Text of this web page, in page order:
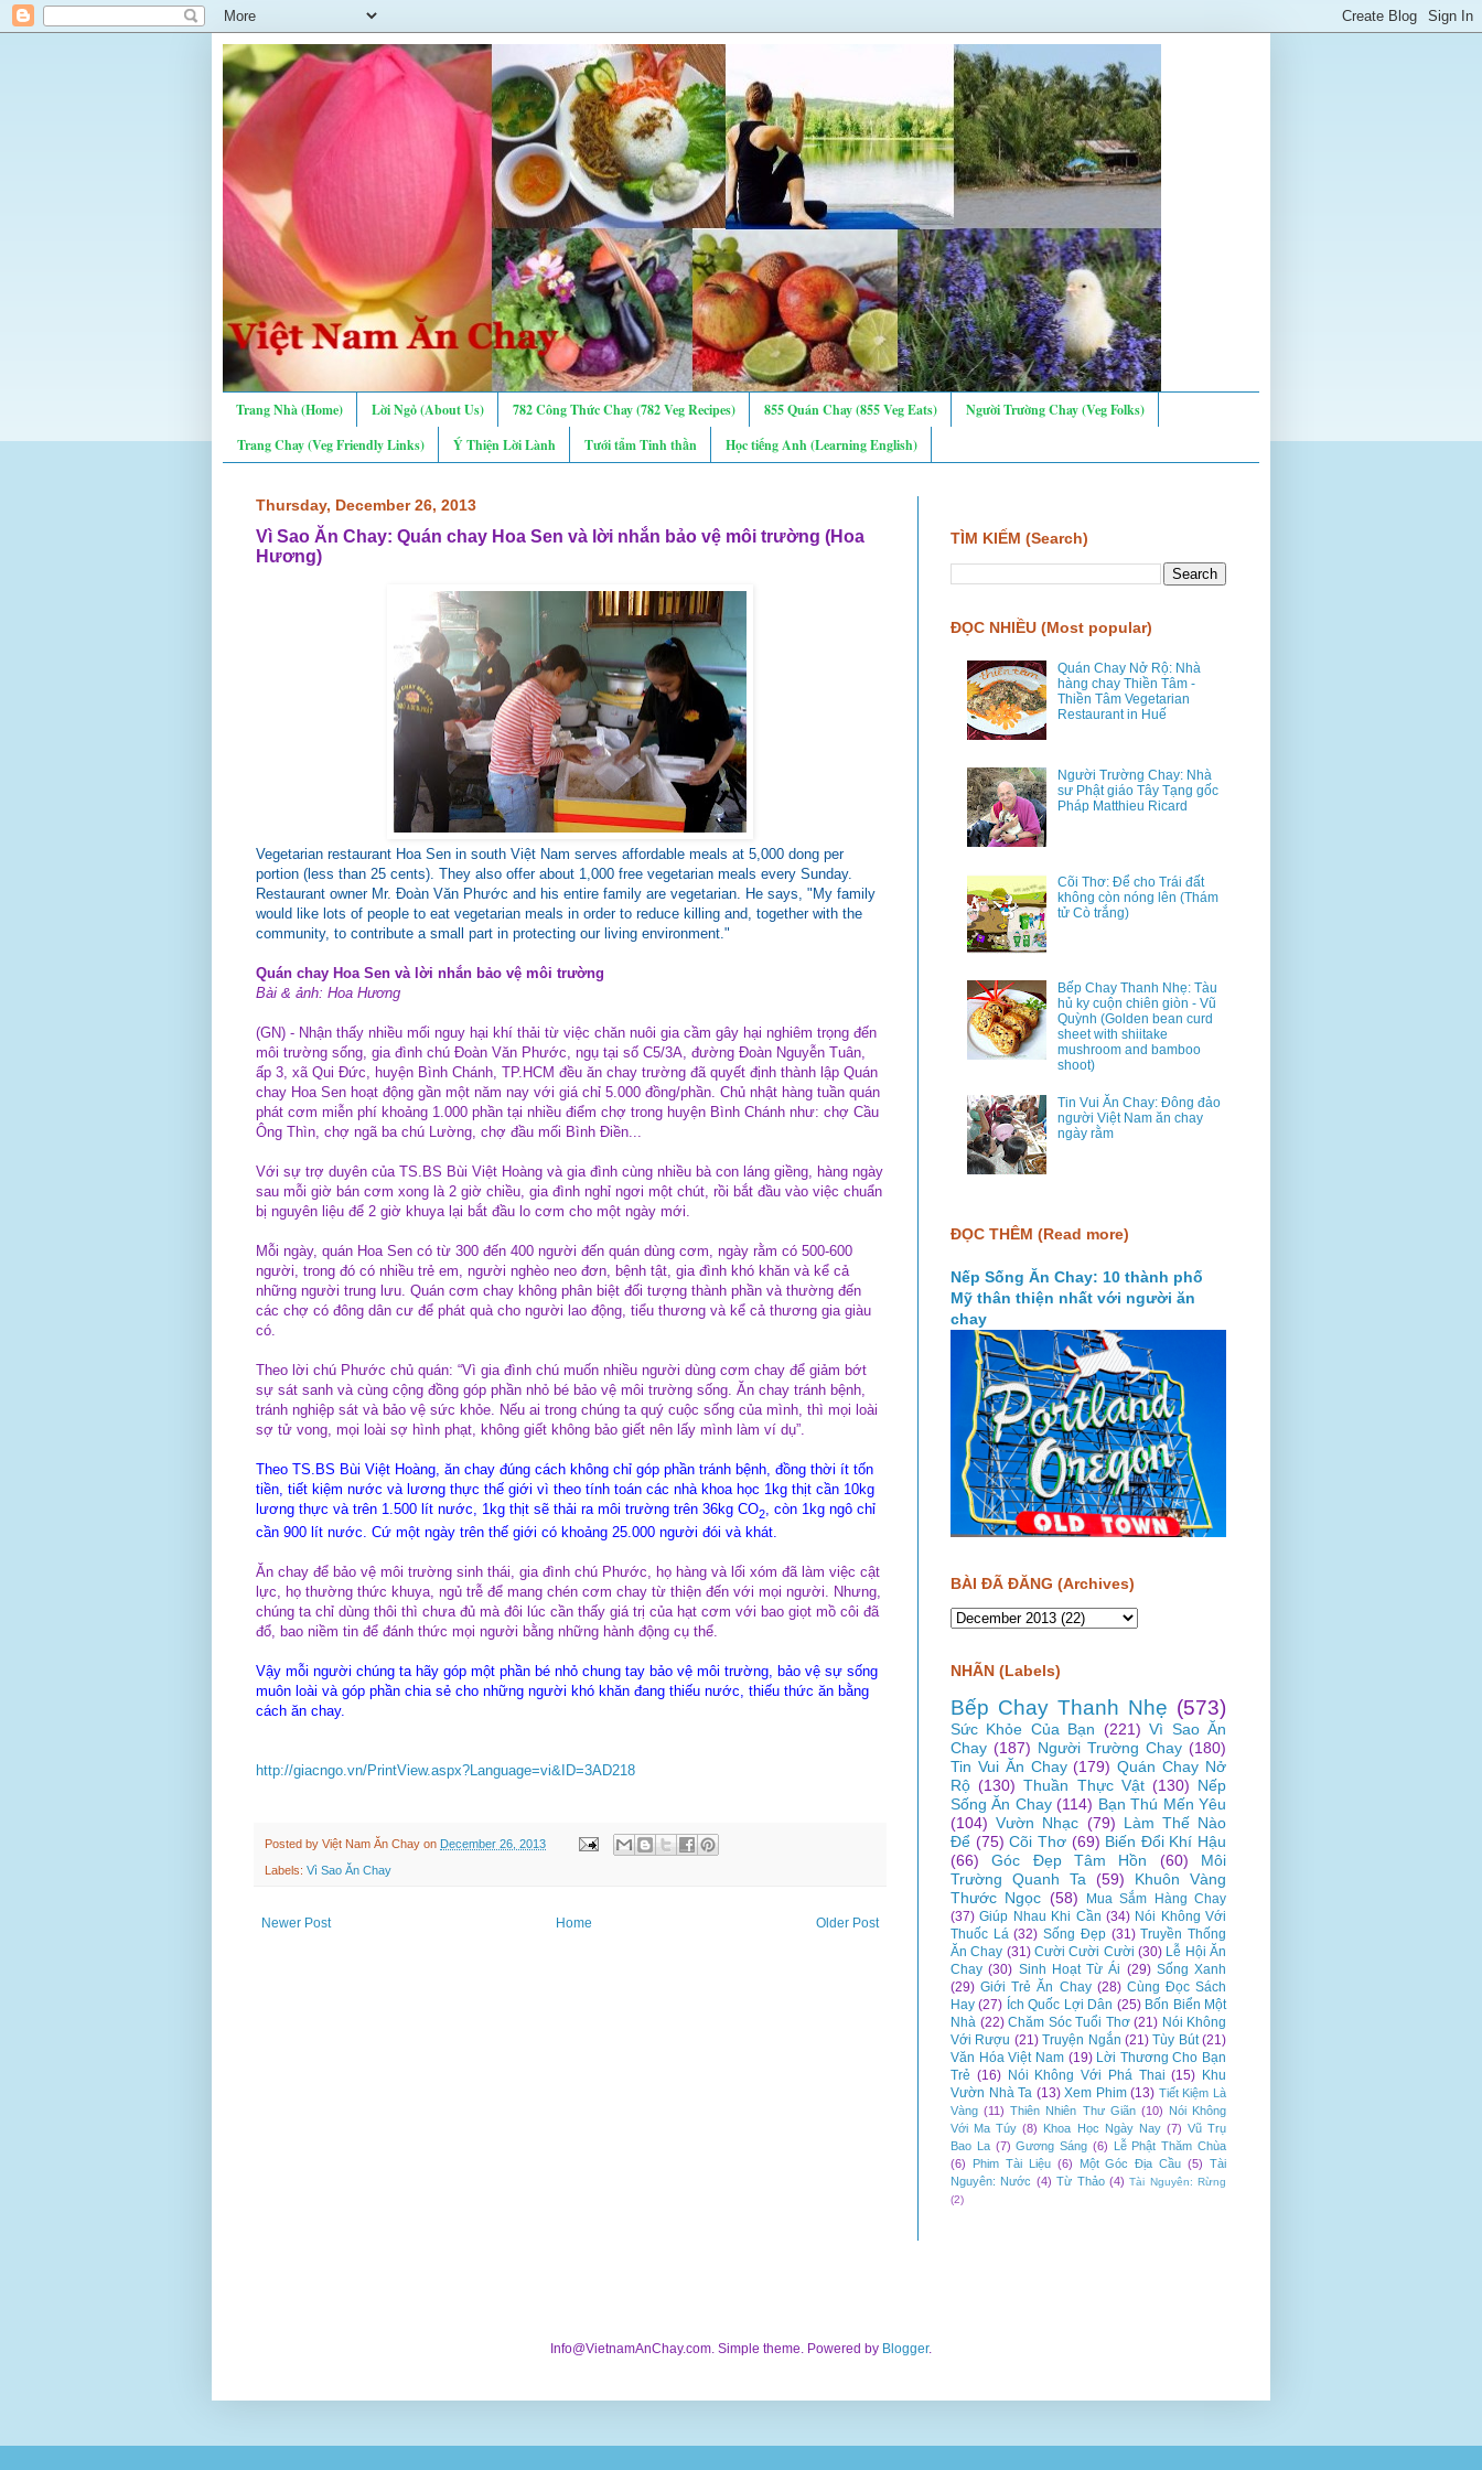
Trang Nhà (Home) Lời Ngỏ (About Us) 782 Công Thức Chay (782 Veg Recipes) 855 Quán Chay (855 Veg Eats)
Người Trường Chay (Veg Folks)
Trang Chay (Veg Friendly Links)
Ý Thiện Lời Lành Tưới tẩm Tinh thần Học tiếng Anh (Learning English)
Thursday, December 26, 2013
Vì Sao Ăn Chay: Quán chay Hoa Sen và lời nhắn bảo vệ môi trường (Hoa
Hương)
Vegetarian restaurant Hoa Sen in south Việt Nam serves affordable meals at 5,000 dong per
portion (less than 25 cents). They also offer about 1,000 free vegetarian meals every Sunday.
Restaurant owner Mr. Đoàn Văn Phước and his entire family are vegetarian. He says, "My family
would like lots of people to eat vegetarian meals in order to reduce killing and, together with the
community, to contribute a small part in protecting our living environment."
Quán chay Hoa Sen và lời nhắn bảo vệ môi trường
Bài & ảnh: Hoa Hương
(GN) - Nhận thấy nhiều mối nguy hại khí thải từ việc chăn nuôi gia cầm gây hại nghiêm trọng đến
môi trường sống, gia đình chú Đoàn Văn Phước, ngụ tại số C5/3A, đường Đoàn Nguyễn Tuân,
ấp 3, xã Qui Đức, huyện Bình Chánh, TP.HCM đều ăn chay trường đã quyết định thành lập Quán
chay Hoa Sen hoạt động gần một năm nay với giá chỉ 5.000 đồng/phần. Chủ nhật hàng tuần quán
phát cơm miễn phí khoảng 1.000 phần tại nhiều điểm chợ trong huyện Bình Chánh như: chợ Cầu
Ông Thìn, chợ ngã ba chú Lường, chợ đầu mối Bình Điền...
Với sự trợ duyên của TS.BS Bùi Việt Hoàng và gia đình cùng nhiều bà con láng giềng, hàng ngày
sau mỗi giờ bán cơm xong là 2 giờ chiều, gia đình nghỉ ngơi một chút, rồi bắt đầu vào việc chuẩn
bị nguyên liệu để 2 giờ khuya lại bắt đầu lo cơm cho một ngày mới.
Mỗi ngày, quán Hoa Sen có từ 300 đến 400 người đến quán dùng cơm, ngày rằm có 500-600
người, trong đó có nhiều trẻ em, người nghèo neo đơn, bệnh tật, gia đình khó khăn và kể cả
những người trung lưu. Quán cơm chay không phân biệt đối tượng thành phần và thường đến
các chợ có đông dân cư để phát quà cho người lao động, tiểu thương và kể cả thương gia giàu
có.
Theo lời chú Phước chủ quán: “Vì gia đình chú muốn nhiều người dùng cơm chay để giảm bớt
sự sát sanh và cùng cộng đồng góp phần nhỏ bé bảo vệ môi trường sống. Ăn chay tránh bệnh,
tránh nghiệp sát và bảo vệ sức khỏe. Nếu ai trong chúng ta quý cuộc sống của mình, thì mọi loài
sợ tử vong, mọi loài sợ hình phạt, không giết không bảo giết nên lấy mình làm ví dụ”.
Theo TS.BS Bùi Việt Hoàng, ăn chay đúng cách không chỉ góp phần tránh bệnh, đồng thời ít tốn
tiền, tiết kiệm nước và lương thực thế giới vì theo tính toán các nhà khoa học 1kg thịt cần 10kg
lương thực và trên 1.500 lít nước, 1kg thịt sẽ thải ra môi trường trên 36kg CO2
, còn 1kg ngô chỉ
cần 900 lít nước. Cứ một ngày trên thế giới có khoảng 25.000 người đói và khát.
Ăn chay để bảo vệ môi trường sinh thái, gia đình chú Phước, họ hàng và lối xóm đã làm việc cật
lực, họ thường thức khuya, ngủ trễ để mang chén cơm chay từ thiện đến với mọi người. Nhưng,
chúng ta chỉ dùng thôi thì chưa đủ mà đôi lúc cần thấy giá trị của hạt cơm với bao giọt mồ côi đã
đổ, bao niềm tin để đánh thức mọi người bằng những hành động cụ thể.
Vậy mỗi người chúng ta hãy góp một phần bé nhỏ chung tay bảo vệ môi trường, bảo vệ sự sống
muôn loài và góp phần chia sẻ cho những người khó khăn đang thiếu nước, thiếu thức ăn bằng
cách ăn chay.
http://giacngo.vn/PrintView.aspx?Language=vi&ID=3AD218
Posted by Việt Nam Ăn Chay on December 26, 2013
Labels: Vì Sao Ăn Chay
Newer Post Older Post
Home
TÌM KIẾM (Search)
ĐỌC NHIỀU (Most popular)
Quán Chay Nở Rộ: Nhà
hàng chay Thiền Tâm -
Thiền Tâm Vegetarian
Restaurant in Huế
Người Trường Chay: Nhà
sư Phật giáo Tây Tạng gốc
Pháp Matthieu Ricard
Cõi Thơ: Để cho Trái đất
không còn nóng lên (Thám
tử Cò trắng)
Bếp Chay Thanh Nhẹ: Tàu
hủ ky cuộn chiên giòn - Vũ
Quỳnh (Golden bean curd
sheet with shiitake
mushroom and bamboo
shoot)
Tin Vui Ăn Chay: Đông đảo
người Việt Nam ăn chay
ngày rằm
ĐỌC THÊM (Read more)
Nếp Sống Ăn Chay: 10 thành phố
Mỹ thân thiện nhất với người ăn
chay
BÀI ĐÃ ĐĂNG (Archives)
NHÃN (Labels)
Bếp Chay Thanh Nhẹ (573)
Sức Khỏe Của Bạn (221) Vì Sao Ăn
Chay (187) Người Trường Chay (180)
Tin Vui Ăn Chay (179) Quán Chay Nở
Rộ (130) Thuần Thực Vật (130) Nếp
Sống Ăn Chay (114) Bạn Thú Mến Yêu
(104) Vườn Nhạc (79) Làm Thế Nào
Để (75) Cõi Thơ (69) Biến Đổi Khí Hậu
(66)
Góc Đẹp Tâm Hồn (60)
Môi
Trường Quanh Ta
(59)
Khuôn Vàng
Thước Ngọc (58)
Mua Sắm Hàng Chay
(37) Giúp Nhau Khi Cần (34) Nói Không Với
Thuốc Lá (32) Sống Đẹp (31) Truyền Thống
Ăn Chay (31) Cười Cười Cười (30) Lễ Hội Ăn
Chay (30) Sinh Hoạt Từ Ái (29) Sống Xanh
(29) Giới Trẻ Ăn Chay (28) Cùng Đọc Sách
Hay (27) Ích Quốc Lợi Dân (25) Bốn Biển Một
Nhà (22) Chăm Sóc Tuổi Thơ (21) Nói Không
Với Rượu (21) Truyện Ngắn (21) Tùy Bút (21)
Văn Hóa Việt Nam (19) Lời Thương Cho Bạn
Trẻ (16) Nói Không Với Phá Thai (15) Khu
Vườn Nhà Ta (13) Xem Phim (13) Tiết Kiệm Là
Vàng (11) Thiên Nhiên Thư Giãn (10) Nói Không
Với Ma Túy (8) Khoa Học Ngày Nay (7) Vũ Trụ
Bao La (7) Gương Sáng (6) Lễ Phật Thăm Chùa
(6)
Phim Tài Liệu (6) Một Góc Địa Cầu (5) Tài
Nguyên: Nước (4) Từ Thảo (4) Tài Nguyên: Rừng
(2)
Info@VietnamAnChay.com. Simple theme. Powered by Blogger.